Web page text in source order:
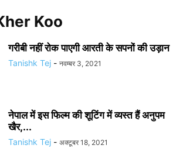
Koo
गरीबी नहीं रोक पाएगी आरती के सपनों की उड़ान
Tanishk Tej - नवम्बर 3, 2021
नेपाल में इस फिल्म की शूटिंग में व्यस्त हैं अनुपम
खैर,...
Tanishk Tej - अक्टूबर 18, 2021